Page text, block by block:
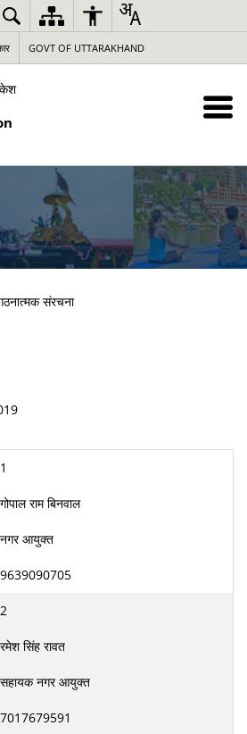
GOVT OF UTTARAKHAND
संरचना
1
गोपाल राम बिनवाल
नगर आयुक्त
9639090705
2
रमेश सिंह रावत
सहायक नगर आयुक्त
7017679591